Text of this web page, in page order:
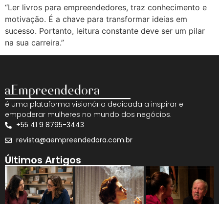
“Ler livros para empreendedores, traz conhecimento e
motivação. É a chave para transformar ideias em
sucesso. Portanto, leitura constante deve ser um pilar
na sua carreira.”
é uma plataforma visionária dedicada a inspirar e
empoderar mulheres no mundo dos negócios.
+55 41 9 8795-3443
revista@aempreendedora.com.br
Últimos Artigos